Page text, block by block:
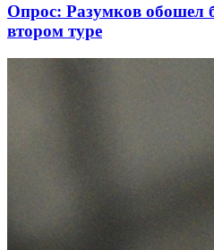
Опрос: Разумков обошел
втором туре